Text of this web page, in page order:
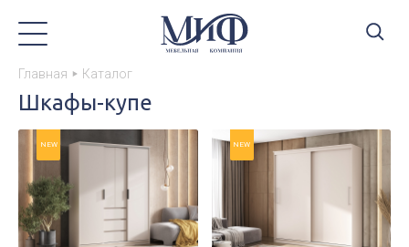
Главная Каталог
Шкафы-купе
NEW NEW